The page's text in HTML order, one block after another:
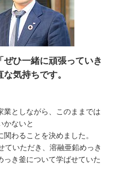
ぜひ一緒に頑張っていき
気持ちです。
業としながら、このままでは
かないと
わることを決めました。
ていただき、溶融亜鉛めっき
っき釜について学ばせていた